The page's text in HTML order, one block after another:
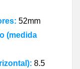
52mm
(medida
8.5